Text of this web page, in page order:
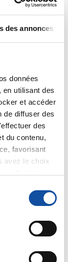
des annonces
données
en utilisant des
et accéder
de diffuser des
des
du contenu,
favorisant
avez le choix
aux
:
à plusieurs
à une belle
purée mi
a la